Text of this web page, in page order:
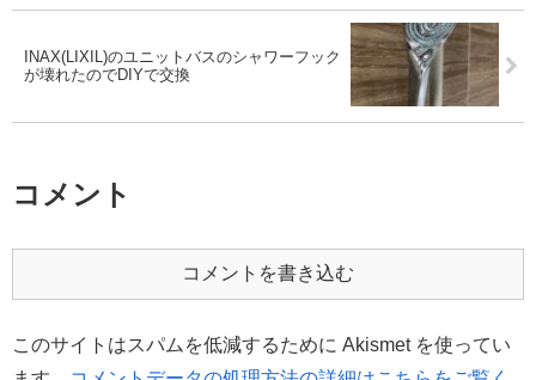
INAX(LIXIL)のユニットバスのシャワーフック
が壊れたのでDIYで交換
コメント
コメントを書き込む
このサイトはスパムを低減するために Akismet を使ってい